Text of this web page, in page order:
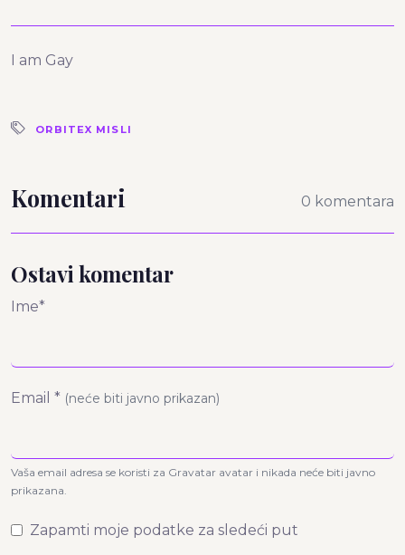
I am Gay
ORBITEX MISLI
Komentari 0 komentara
Ostavi komentar
Ime*
Email * (neće biti javno prikazan)
Vaša email adresa se koristi za Gravatar avatar i nikada neće biti javno
prikazana.
Zapamti moje podatke za sledeći put